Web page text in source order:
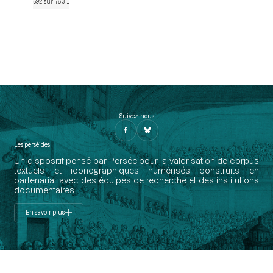
Suivez-nous
Les perséides
Un dispositif pensé par Persée pour la valorisation de corpus
textuels et iconographiques numérisés construits en
partenariat avec des équipes de recherche et des institutions
documentaires.
En savoir plus